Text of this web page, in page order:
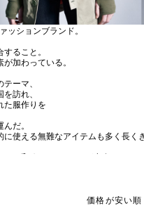
価格が安い順